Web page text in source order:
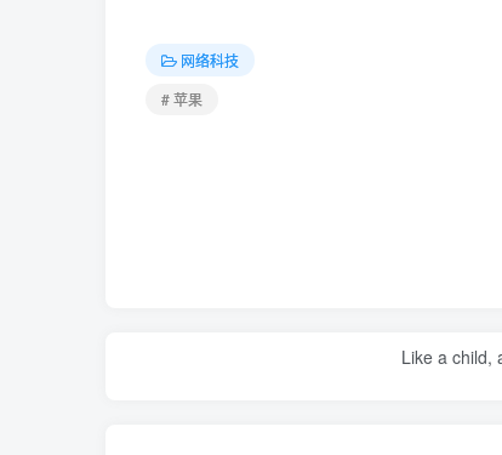
网络科技
# 苹果
Like a child,